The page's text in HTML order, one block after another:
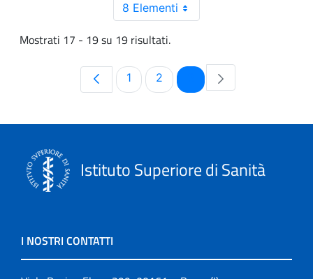
8 Elementi
Mostrati 17 - 19 su 19 risultati.
Pagina
1 Pagina
2 Pagina
Istituto Superiore di Sanità
I NOSTRI CONTATTI